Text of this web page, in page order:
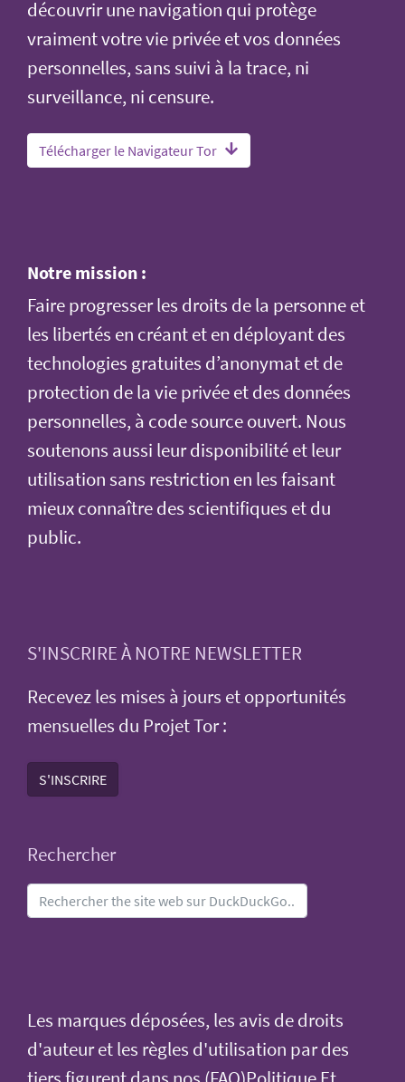
découvrir une navigation qui protège
vraiment votre vie privée et vos données
personnelles, sans suivi à la trace, ni
surveillance, ni censure.
Télécharger le Navigateur Tor
Notre mission :
Faire progresser les droits de la personne et
les libertés en créant et en déployant des
technologies gratuites d’anonymat et de
protection de la vie privée et des données
personnelles, à code source ouvert. Nous
soutenons aussi leur disponibilité et leur
utilisation sans restriction en les faisant
mieux connaître des scientifiques et du
public.
S'INSCRIRE À NOTRE NEWSLETTER
Recevez les mises à jours et opportunités
mensuelles du Projet Tor :
S'INSCRIRE
Rechercher
Les marques déposées, les avis de droits
d'auteur et les règles d'utilisation par des